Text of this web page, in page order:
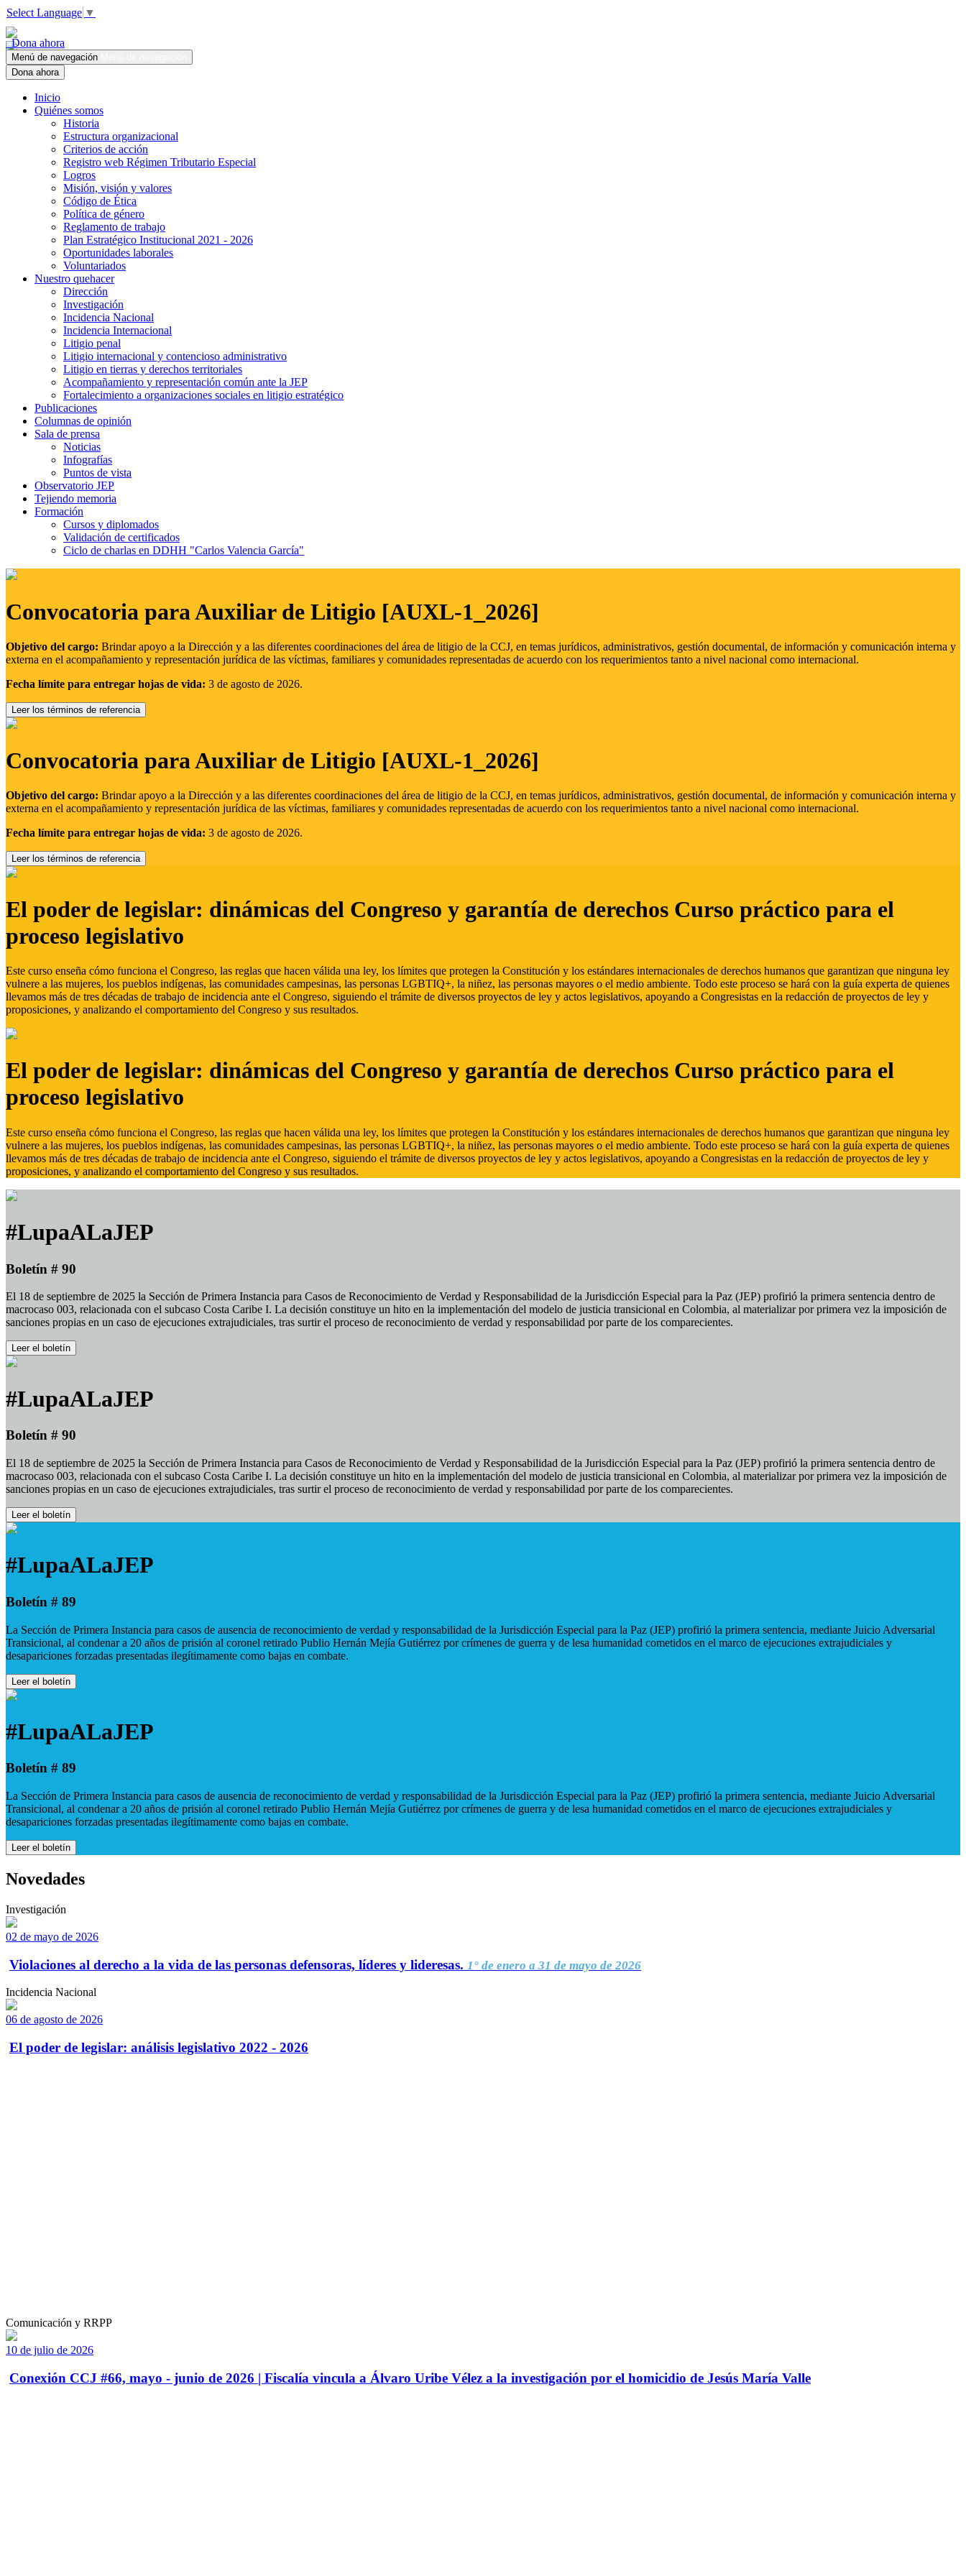
Select Language ▼
Dona ahora
Menú de navegación
Dona ahora
Inicio
Quiénes somos
Historia
Estructura organizacional
Criterios de acción
Registro web Régimen Tributario Especial
Logros
Misión, visión y valores
Código de Ética
Política de género
Reglamento de trabajo
Plan Estratégico Institucional 2021 - 2026
Oportunidades laborales
Voluntariados
Nuestro quehacer
Dirección
Investigación
Incidencia Nacional
Incidencia Internacional
Litigio penal
Litigio internacional y contencioso administrativo
Litigio en tierras y derechos territoriales
Acompañamiento y representación común ante la JEP
Fortalecimiento a organizaciones sociales en litigio estratégico
Publicaciones
Columnas de opinión
Sala de prensa
Noticias
Infografías
Puntos de vista
Observatorio JEP
Tejiendo memoria
Formación
Cursos y diplomados
Validación de certificados
Ciclo de charlas en DDHH "Carlos Valencia García"
Convocatoria para Auxiliar de Litigio [AUXL-1_2026]
Objetivo del cargo: Brindar apoyo a la Dirección y a las diferentes coordinaciones del área de litigio de la CCJ, en temas jurídicos, administrativos, gestión documental, de información y comunicación interna y
externa en el acompañamiento y representación jurídica de las víctimas, familiares y comunidades representadas de acuerdo con los requerimientos tanto a nivel nacional como internacional.
Fecha límite para entregar hojas de vida: 3 de agosto de 2026.
Leer los términos de referencia
Convocatoria para Auxiliar de Litigio [AUXL-1_2026]
Objetivo del cargo: Brindar apoyo a la Dirección y a las diferentes coordinaciones del área de litigio de la CCJ, en temas jurídicos, administrativos, gestión documental, de información y comunicación interna y
externa en el acompañamiento y representación jurídica de las víctimas, familiares y comunidades representadas de acuerdo con los requerimientos tanto a nivel nacional como internacional.
Fecha límite para entregar hojas de vida: 3 de agosto de 2026.
Leer los términos de referencia
El poder de legislar: dinámicas del Congreso y garantía de derechos Curso práctico para el
proceso legislativo
Este curso enseña cómo funciona el Congreso, las reglas que hacen válida una ley, los límites que protegen la Constitución y los estándares internacionales de derechos humanos que garantizan que ninguna ley
vulnere a las mujeres, los pueblos indígenas, las comunidades campesinas, las personas LGBTIQ+, la niñez, las personas mayores o el medio ambiente. Todo este proceso se hará con la guía experta de quienes
llevamos más de tres décadas de trabajo de incidencia ante el Congreso, siguiendo el trámite de diversos proyectos de ley y actos legislativos, apoyando a Congresistas en la redacción de proyectos de ley y
proposiciones, y analizando el comportamiento del Congreso y sus resultados.
El poder de legislar: dinámicas del Congreso y garantía de derechos Curso práctico para el
proceso legislativo
Este curso enseña cómo funciona el Congreso, las reglas que hacen válida una ley, los límites que protegen la Constitución y los estándares internacionales de derechos humanos que garantizan que ninguna ley
vulnere a las mujeres, los pueblos indígenas, las comunidades campesinas, las personas LGBTIQ+, la niñez, las personas mayores o el medio ambiente. Todo este proceso se hará con la guía experta de quienes
llevamos más de tres décadas de trabajo de incidencia ante el Congreso, siguiendo el trámite de diversos proyectos de ley y actos legislativos, apoyando a Congresistas en la redacción de proyectos de ley y
proposiciones, y analizando el comportamiento del Congreso y sus resultados.
#LupaALaJEP
Boletín # 90
El 18 de septiembre de 2025 la Sección de Primera Instancia para Casos de Reconocimiento de Verdad y Responsabilidad de la Jurisdicción Especial para la Paz (JEP) profirió la primera sentencia dentro de
macrocaso 003, relacionada con el subcaso Costa Caribe I. La decisión constituye un hito en la implementación del modelo de justicia transicional en Colombia, al materializar por primera vez la imposición de
sanciones propias en un caso de ejecuciones extrajudiciales, tras surtir el proceso de reconocimiento de verdad y responsabilidad por parte de los comparecientes.
Leer el boletín
#LupaALaJEP
Boletín # 90
El 18 de septiembre de 2025 la Sección de Primera Instancia para Casos de Reconocimiento de Verdad y Responsabilidad de la Jurisdicción Especial para la Paz (JEP) profirió la primera sentencia dentro de
macrocaso 003, relacionada con el subcaso Costa Caribe I. La decisión constituye un hito en la implementación del modelo de justicia transicional en Colombia, al materializar por primera vez la imposición de
sanciones propias en un caso de ejecuciones extrajudiciales, tras surtir el proceso de reconocimiento de verdad y responsabilidad por parte de los comparecientes.
Leer el boletín
#LupaALaJEP
Boletín # 89
La Sección de Primera Instancia para casos de ausencia de reconocimiento de verdad y responsabilidad de la Jurisdicción Especial para la Paz (JEP) profirió la primera sentencia, mediante Juicio Adversarial
Transicional, al condenar a 20 años de prisión al coronel retirado Publio Hernán Mejía Gutiérrez por crímenes de guerra y de lesa humanidad cometidos en el marco de ejecuciones extrajudiciales y
desapariciones forzadas presentadas ilegítimamente como bajas en combate.
Leer el boletín
#LupaALaJEP
Boletín # 89
La Sección de Primera Instancia para casos de ausencia de reconocimiento de verdad y responsabilidad de la Jurisdicción Especial para la Paz (JEP) profirió la primera sentencia, mediante Juicio Adversarial
Transicional, al condenar a 20 años de prisión al coronel retirado Publio Hernán Mejía Gutiérrez por crímenes de guerra y de lesa humanidad cometidos en el marco de ejecuciones extrajudiciales y
desapariciones forzadas presentadas ilegítimamente como bajas en combate.
Leer el boletín
Novedades
Investigación
02 de mayo de 2026
Violaciones al derecho a la vida de las personas defensoras, líderes y lideresas. 1° de enero a 31 de mayo de 2026
Incidencia Nacional
06 de agosto de 2026
El poder de legislar: análisis legislativo 2022 - 2026
Comunicación y RRPP
10 de julio de 2026
Conexión CCJ #66, mayo - junio de 2026 | Fiscalía vincula a Álvaro Uribe Vélez a la investigación por el homicidio de Jesús María Valle